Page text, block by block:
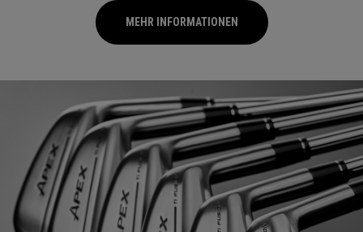
MEHR INFORMATIONEN